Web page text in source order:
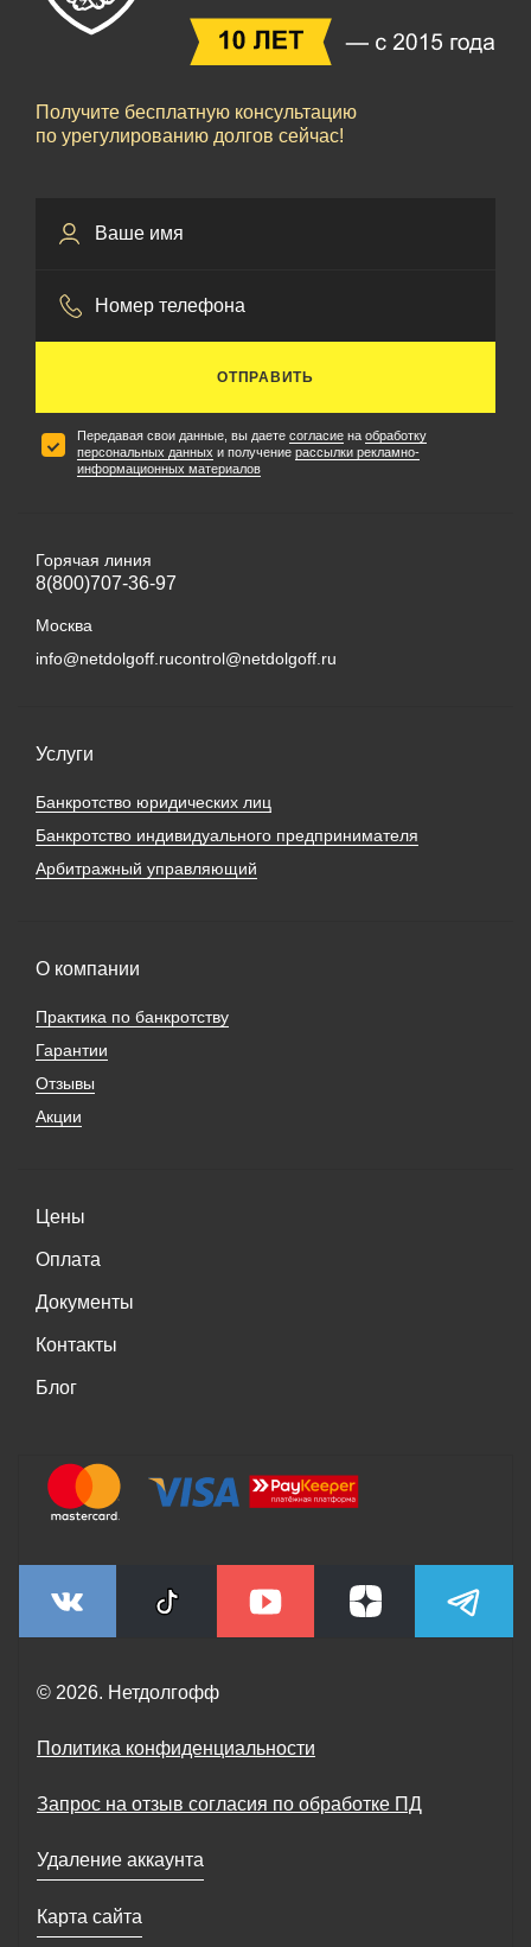
Получите бесплатную консультацию
по урегулированию долгов сейчас!
ОТПРАВИТЬ
Передавая свои данные, вы даете согласие на обработку
персональных данных и получение рассылки рекламно-
информационных материалов
Услуги
Банкротство юридических лиц
Банкротство индивидуального предпринимателя
Арбитражный управляющий
О компании
Практика по банкротству
Гарантии
Отзывы
Акции
Цены
Оплата
Документы
Контакты
Блог
Горячая линия
8(800)707-36-97
Москва
info@netdolgoff.rucontrol@netdolgoff.ru
© 2026. Нетдолгофф
Политика конфиденциальности
Запрос на отзыв согласия по обработке ПД
Удаление аккаунта
Карта сайта